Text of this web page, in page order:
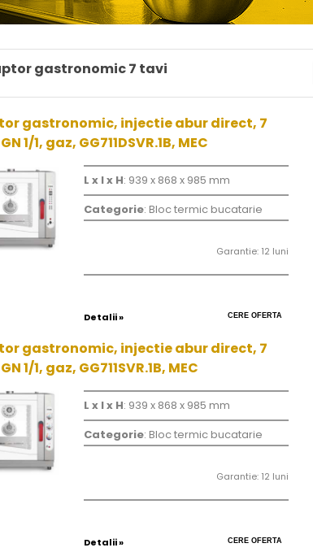
gastronomic 7 tavi
gastronomic, injectie abur direct, 7
1/1, gaz, GG711DSVR.1B, MEC
L x l x H: 939 x 868 x 985 mm
Categorie: Bloc termic bucatarie
Garantie: 12 luni
Detalii » CERE OFERTA
gastronomic, injectie abur direct, 7
1/1, gaz, GG711SVR.1B, MEC
L x l x H: 939 x 868 x 985 mm
Categorie: Bloc termic bucatarie
Garantie: 12 luni
Detalii » CERE OFERTA